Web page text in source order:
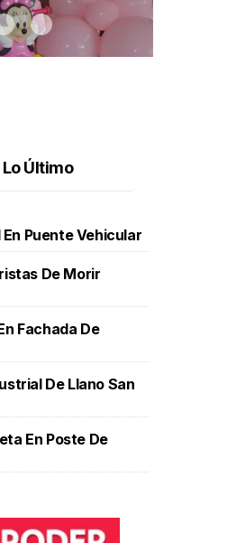
Lo Último
Puente Vehicular
De Morir
Fachada De
De Llano San
En Poste De